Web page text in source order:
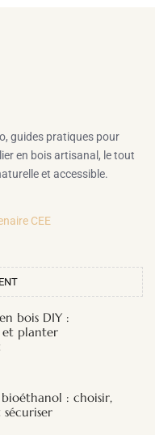
guides pratiques pour
en bois artisanal, le tout
et accessible.
CEE
bois DIY :
planter
: choisir,